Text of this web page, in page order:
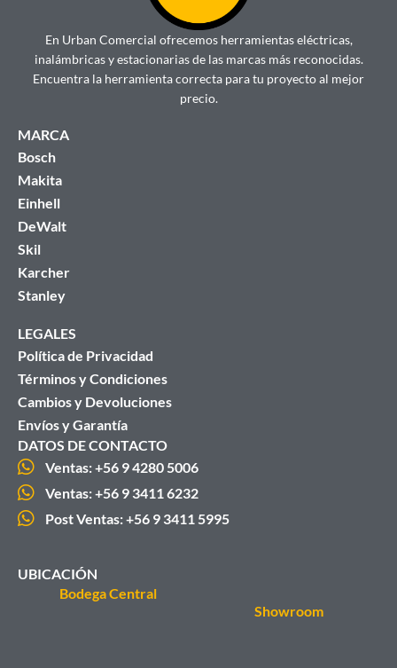
En Urban Comercial ofrecemos herramientas eléctricas,
inalámbricas y estacionarias de las marcas más reconocidas.
Encuentra la herramienta correcta para tu proyecto al mejor
precio.
MARCA
Bosch
Makita
Einhell
DeWalt
Skil
Karcher
Stanley
LEGALES
Política de Privacidad
Términos y Condiciones
Cambios y Devoluciones
Envíos y Garantía
DATOS DE CONTACTO
Ventas: +56 9 4280 5006
Ventas: +56 9 3411 6232
Post Ventas: +56 9 3411 5995
UBICACIÓN
Bodega Central
Showroom